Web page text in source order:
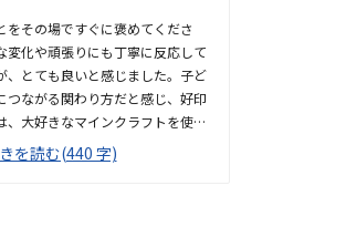
をその場ですぐに褒めてくださ
変化や頑張りにも丁寧に反応して
、とても良いと感じました。子ど
つながる関わり方だと感じ、好印
、大好きなマインクラフトを使っ
楽しみながら取り組むことがで
です。ただ、今後もずっとマイン
めるかどうかは少し気になる点
を読む(440 字)